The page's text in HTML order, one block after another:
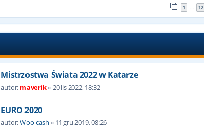
1 … 12
Mistrzostwa Świata 2022 w Katarze
autor: maverik»20 lis 2022, 18:32
EURO 2020
autor:Woo-cash» 11 gru 2019, 08:26